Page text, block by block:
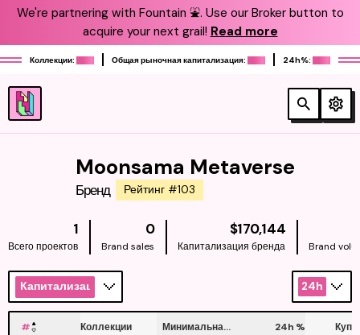
We're partnering with Fountain ⛲️. Use our Broker button to
acquire your next grail! Read more
Коллекции: Общая рыночная капитализация: 24h%:
Moonsama Metaverse
Бренд Рейтинг #103
1
Всего проектов
0
Brand sales
$170,144NATIVE
Капитализация бренда Brand
Капитализация 24h
# Коллекции Минимальная цена 24h %